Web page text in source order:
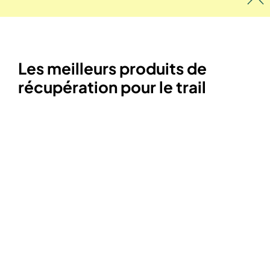
Les meilleurs produits de
récupération pour le trail